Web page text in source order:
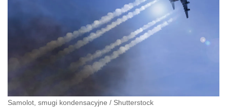
Samolot, smugi kondensacyjne / Shutterstock